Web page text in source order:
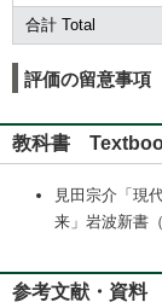
合計 Total
評価の留意事
教科書
見田宗介「現
来」岩波新書
参考文献・資